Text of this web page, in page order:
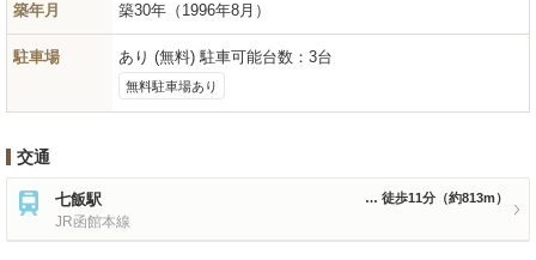
築年月 築30年 （1996年8月）
駐車場 あり (無料) 駐車可能台数：3台
無料駐車場あり
交通
七飯駅
JR函館本線
徒歩11分 （約813m）